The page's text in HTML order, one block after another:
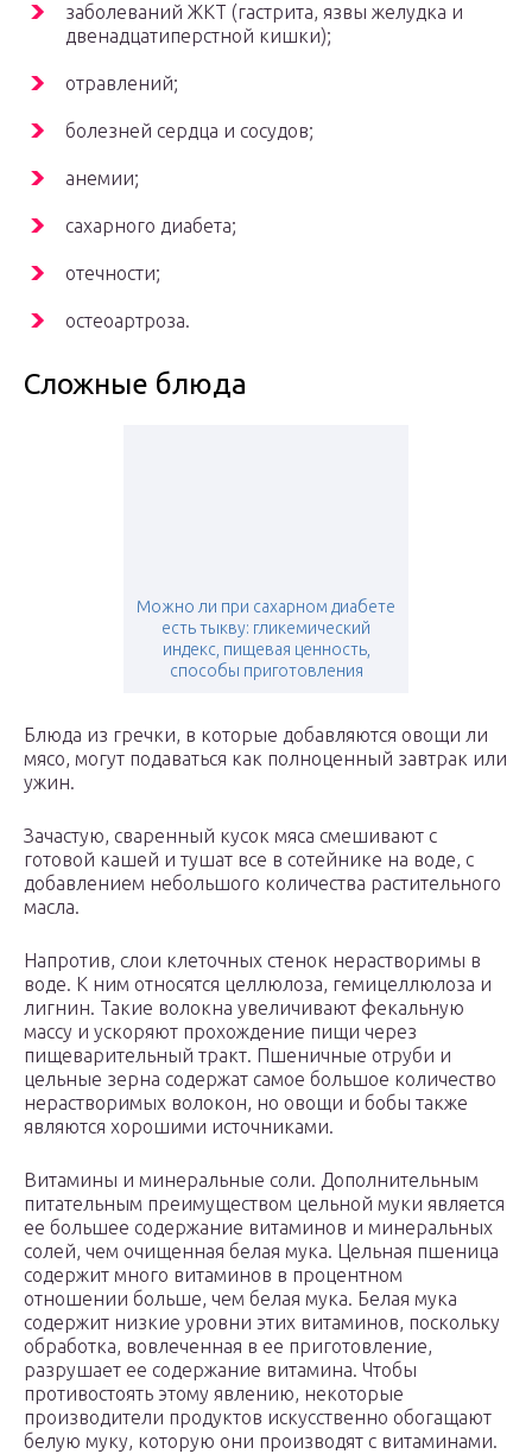
заболеваний ЖКТ (гастрита, язвы желудка и
двенадцатиперстной кишки);
отравлений;
болезней сердца и сосудов;
анемии;
сахарного диабета;
отечности;
остеоартроза.
Сложные блюда
Можно ли при сахарном диабете
есть тыкву: гликемический
индекс, пищевая ценность,
способы приготовления
Блюда из гречки, в которые добавляются овощи ли
мясо, могут подаваться как полноценный завтрак или
ужин.
Зачастую, сваренный кусок мяса смешивают с
готовой кашей и тушат все в сотейнике на воде, с
добавлением небольшого количества растительного
масла.
Напротив, слои клеточных стенок нерастворимы в
воде. К ним относятся целлюлоза, гемицеллюлоза и
лигнин. Такие волокна увеличивают фекальную
массу и ускоряют прохождение пищи через
пищеварительный тракт. Пшеничные отруби и
цельные зерна содержат самое большое количество
нерастворимых волокон, но овощи и бобы также
являются хорошими источниками.
Витамины и минеральные соли. Дополнительным
питательным преимуществом цельной муки является
ее большее содержание витаминов и минеральных
солей, чем очищенная белая мука. Цельная пшеница
содержит много витаминов в процентном
отношении больше, чем белая мука. Белая мука
содержит низкие уровни этих витаминов, поскольку
обработка, вовлеченная в ее приготовление,
разрушает ее содержание витамина. Чтобы
противостоять этому явлению, некоторые
производители продуктов искусственно обогащают
белую муку, которую они производят с витаминами.